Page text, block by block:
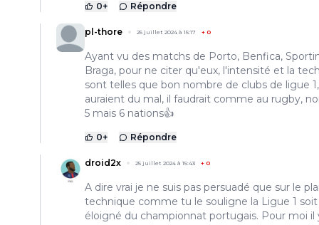
0+ Répondre
pl-thore 25 juillet 2024 à 15:17 + 0
Ayant vu des matchs de Porto, Benfica,
Braga, pour ne citer qu'eux, l'intensité et la
sont telles que bon nombre de clubs de ligue 1,
auraient du mal, il faudrait comme au rugby,
5 mais 6 nations👍
0+ Répondre
droid2x 25 juillet 2024 à 15:43 + 0
A dire vrai je ne suis pas persuadé que sur le
technique comme tu le souligne la Ligue 1 soit
éloigné du championnat portugais. Pour moi il